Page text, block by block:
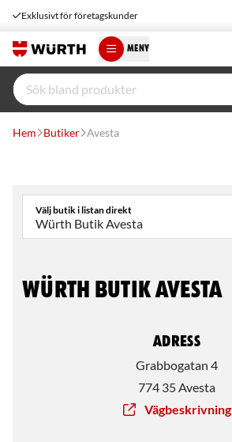
Exklusivt för företagskunder
MENY
Hem Butiker Avesta
Välj butik i listan direkt
Würth Butik Avesta
Adress
Grabbogatan 4
774 35Avesta
Vägbeskrivning